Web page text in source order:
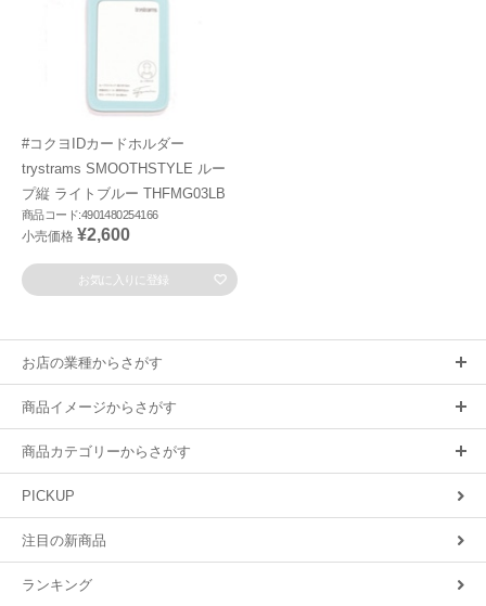
#コクヨIDカードホルダー
trystrams SMOOTHSTYLE ルー
プ縦 ライトブルー THFMG03LB
商品コード:4901480254166
小売価格 ¥2,600
お気に入りに登録
お店の業種からさがす
商品イメージからさがす
商品カテゴリーからさがす
PICKUP
注目の新商品
ランキング